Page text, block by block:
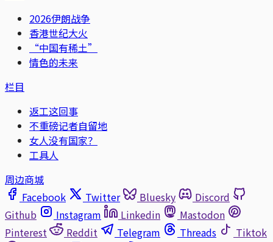
2026伊朗战争
香港世纪大火
“中国有稀土”
情色的未来
栏目
返工这回事
不重磅记者自留地
女人没有国家？
工具人
周边商城
Facebook
Twitter Bluesky
Discord
Github
Instagram Linkedin
Mastodon
Pinterest
Reddit Telegram Threads
Tiktok